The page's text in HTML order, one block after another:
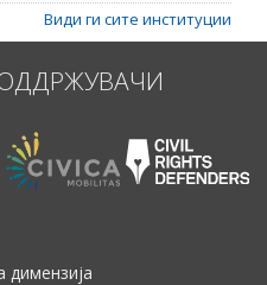
Види ги сите институции
димензија